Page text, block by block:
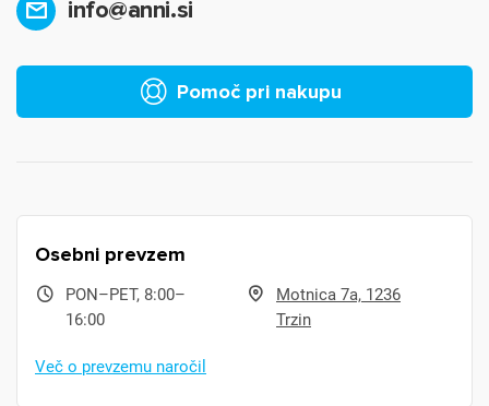
info@anni.si
Pomoč pri nakupu
Osebni prevzem
PON–PET, 8:00–
16:00
Motnica 7a, 1236
Trzin
Več o prevzemu naročil